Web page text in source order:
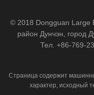
© 2018 Dongguan Large
район Дунчэн, город
Тел. +86-769-
Страница содержит
характер, исходный